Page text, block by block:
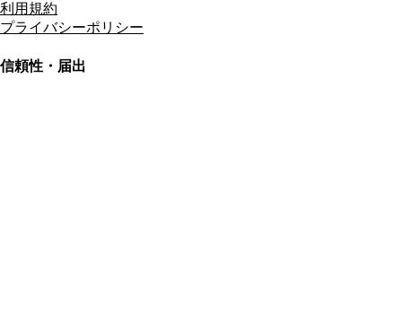
利用規約
プライバシーポリシー
信頼性・届出